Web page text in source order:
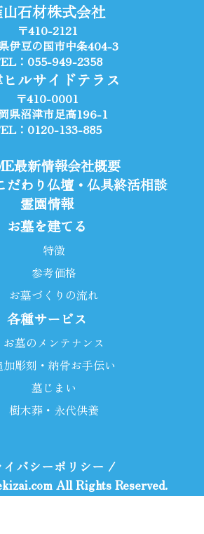
石材株式会社
〒410-2121
伊豆の国市中条404-3
：055-949-2358
ルサイドテラス
〒410-0001
県沼津市足高196-1
：0120-133-885
最新情報会社概要
だわり仏壇・仏具終活相談
霊園情報
お墓を建てる
特徴
参考価格
お墓づくりの流れ
各種サービス
お墓のメンテナンス
加彫刻・納骨お手伝い
墓じまい
樹木葬・永代供養
イバシーポリシー /
All Rights Reserved.